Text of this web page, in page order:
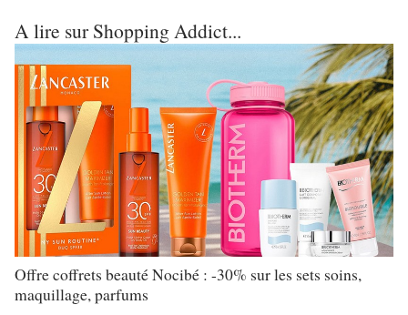
A lire sur Shopping Addict...
Offre coffrets beauté Nocibé : -30% sur les sets soins,
maquillage, parfums